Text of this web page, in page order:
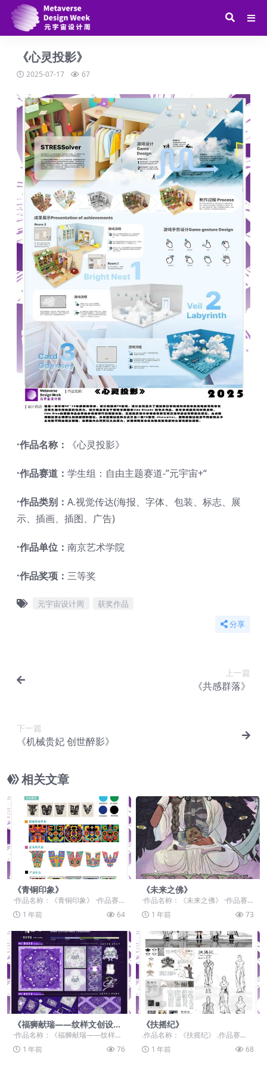
《心灵投影》
2025-07-17 67
·作品名称： 《心灵投影》
·作品赛道： 学生组：自由主题赛道-”元宇宙+“
·作品类别： A.视觉传达(海报、字体、包装、标志、展
示、插画、插图、广告)
·作品单位： 南京艺术学院
·作品奖项： 三等奖
元宇宙设计周 获奖作品
分享
上一篇
《共感群落》
下一篇
《机械贵妃 创世醉影》
相关文章
《青铜印象》
·作品名称：《青铜印象》 ·作品赛
道：学生组：自由主题赛道-”元宇宙
+“ ·作品...
1 年前 64
《未来之佛》
·作品名称：《未来之佛》 ·作品赛
道：学生组：自由主题赛道-”元宇宙
+“ ·作品...
1 年前 73
《福狮献瑞——纹样文创设
计》
·作品名称：《福狮献瑞——纹样文
创设计》 ·作品赛道：学生组：自由
主题赛道-”元...
1 年前 76
《扶摇纪》
.作品名称：《扶摇纪》 .作品赛
道：学生组：自由主题赛道-”元宇宙
+“ .作品类...
1 年前 68